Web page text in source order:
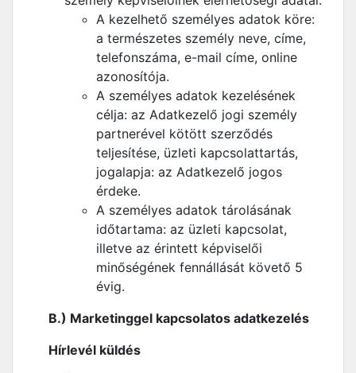
A kezelhető személyes adatok köre:
a természetes személy neve, címe,
telefonszáma, e-mail címe, online
azonosítója.
A személyes adatok kezelésének
célja: az Adatkezelő jogi személy
partnerével kötött szerződés
teljesítése, üzleti kapcsolattartás,
jogalapja: az Adatkezelő jogos
érdeke.
A személyes adatok tárolásának
időtartama: az üzleti kapcsolat,
illetve az érintett képviselői
minőségének fennállását követő 5
évig.
B.) Marketinggel kapcsolatos adatkezelés
Hírlevél küldés